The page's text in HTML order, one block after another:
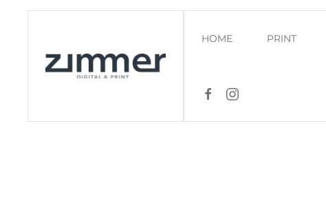
HOME PRINT